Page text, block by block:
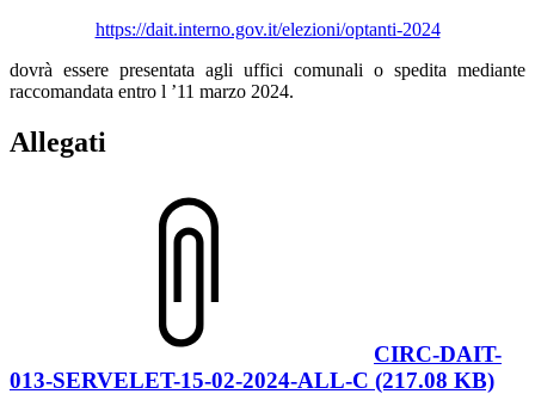
https://dait.interno.gov.it/elezioni/optanti-2024
dovrà essere presentata agli uffici comunali o spedita mediante
raccomandata entro l ’11 marzo 2024.
Allegati
CIRC-DAIT-
013-SERVELET-15-02-2024-ALL-C (217.08 KB)